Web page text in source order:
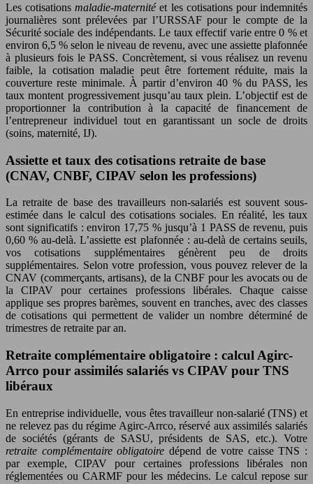
Les cotisationsmaladie-maternitéet les cotisations pour indemnités
journalières sont prélevées par l’URSSAF pour le compte de la
Sécurité sociale des indépendants. Le taux effectif varie entre 0 % et
environ 6,5 % selon le niveau de revenu, avec une assiette plafonnée
à plusieurs fois le PASS. Concrètement, si vous réalisez un revenu
faible, la cotisation maladie peut être fortement réduite, mais la
couverture reste minimale. À partir d’environ 40 % du PASS, les
taux montent progressivement jusqu’au taux plein. L’objectif est de
proportionner la contribution à la capacité de financement de
l’entrepreneur individuel tout en garantissant un socle de droits
(soins, maternité, IJ).
Assiette et taux des cotisations retraite de base
(CNAV, CNBF, CIPAV selon les professions)
La retraite de base des travailleurs non-salariés est souvent sous-
estimée dans le calcul des cotisations sociales. En réalité, les taux
sont significatifs : environ 17,75 % jusqu’à 1 PASS de revenu, puis
0,60 % au-delà. L’assiette est plafonnée : au-delà de certains seuils,
vos cotisations supplémentaires génèrent peu de droits
supplémentaires. Selon votre profession, vous pouvez relever de la
CNAV (commerçants, artisans), de la CNBF pour les avocats ou de
la CIPAV pour certaines professions libérales. Chaque caisse
applique ses propres barèmes, souvent en tranches, avec des classes
de cotisations qui permettent de valider un nombre déterminé de
trimestres de retraite par an.
Retraite complémentaire obligatoire : calcul Agirc-
Arrco pour assimilés salariés vs CIPAV pour TNS
libéraux
En entreprise individuelle, vous êtes travailleur non-salarié (TNS) et
ne relevez pas du régime Agirc-Arrco, réservé aux assimilés salariés
de sociétés (gérants de SASU, présidents de SAS, etc.). Votre
retraite complémentaire obligatoire dépend de votre caisse TNS :
par exemple, CIPAV pour certaines professions libérales non
réglementées ou CARMF pour les médecins. Le calcul repose sur